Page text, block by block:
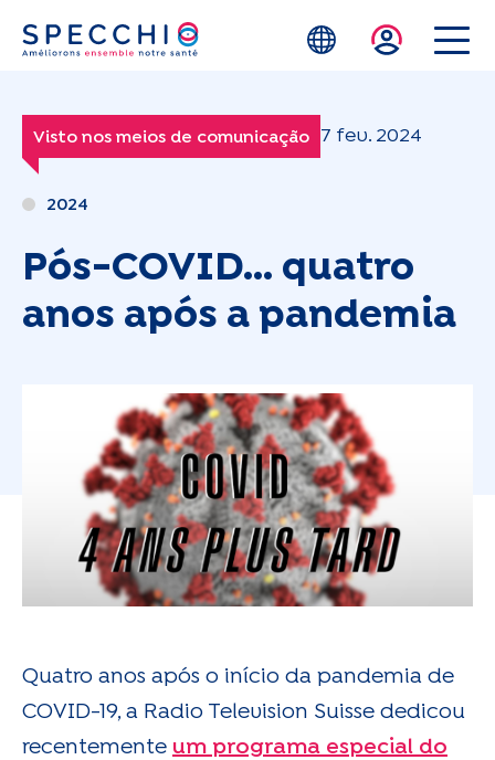
Skip to main content
Visto nos meios de comunicação 7 fev. 2024
2024
Pós-COVID... quatro
anos após a pandemia
Quatro anos após o início da pandemia de
COVID-19, a Radio Television Suisse dedicou
recentemente um programa especial do